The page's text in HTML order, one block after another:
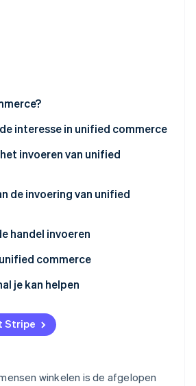
Sessions 2026
interesse in unified commerce
en steeds complexer
dat consistentie en
invoeren van unified
kosten op de lange termijn
de invoering van unified
operationele systemen en
handel invoeren
situatie en stel doelen
je wilt gebruiken
en operationeel ontwerp
operationele tests
commerce
je kan helpen
Stripe
winkelen is de afgelopen